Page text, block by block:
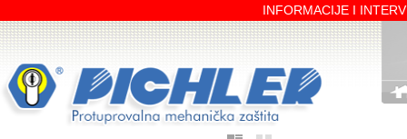
INFORMACIJE I